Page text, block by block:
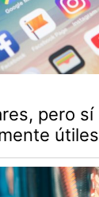
pero sí
útiles